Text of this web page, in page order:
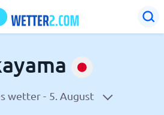
wetter - 5. August